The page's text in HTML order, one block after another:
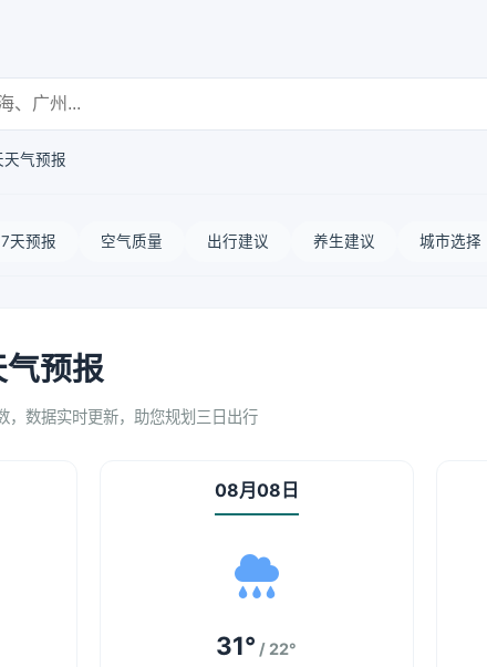
天气预报
7天预报 空气质量 出行建议 养生建议 城市选择
预报
，数据实时更新，助您规划三日出行
08月08日
31° / 22°